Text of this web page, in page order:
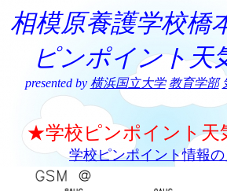
相模原養護学校橋
ピンポイント天
presented by 横浜国立大学 教育学部
★学校ピンポイント
学校ピンポイント情報